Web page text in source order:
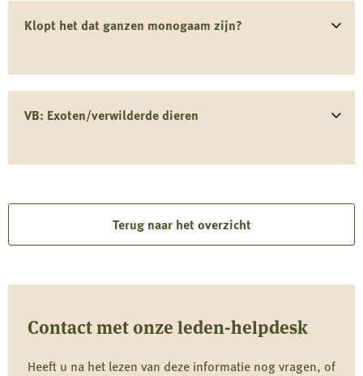
Contact met onze leden-helpdesk
Heeft u na het lezen van deze informatie nog vragen, of
Klopt het dat ganzen monogaam zijn?
VB: Exoten/verwilderde dieren
Terug naar het overzicht